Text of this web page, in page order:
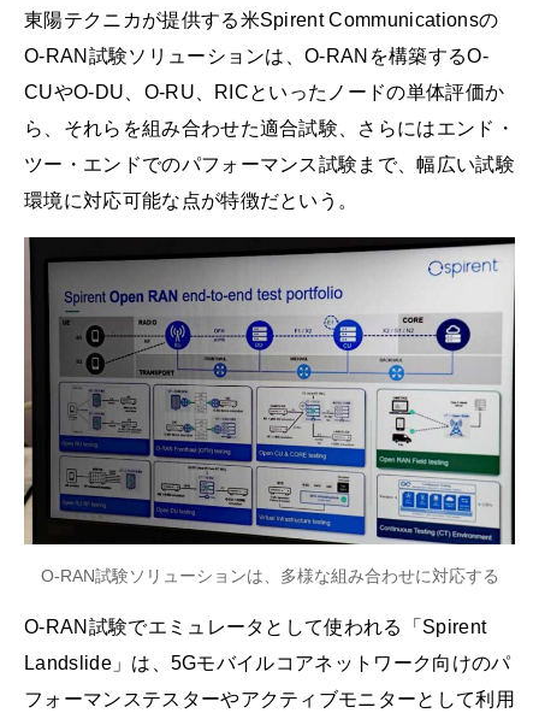
東陽テクニカが提供する米Spirent Communicationsの
O-RAN試験ソリューションは、O-RANを構築するO-
CUやO-DU、O-RU、RICといったノードの単体評価か
ら、それらを組み合わせた適合試験、さらにはエンド・
ツー・エンドでのパフォーマンス試験まで、幅広い試験
環境に対応可能な点が特徴だという。
O-RAN試験ソリューションは、多様な組み合わせに対応する
O-RAN試験でエミュレータとして使われる「Spirent
Landslide」は、5Gモバイルコアネットワーク向けのパ
フォーマンステスターやアクティブモニターとして利用